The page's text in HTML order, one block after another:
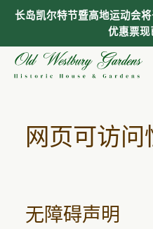
网页可访问
无障碍声明
长岛凯尔特节暨高地运动会
优惠票现